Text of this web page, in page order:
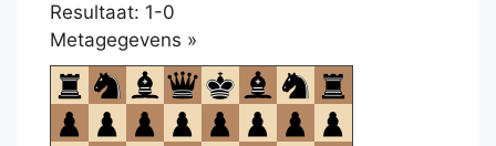
Resultaat: 1-0
Metagegevens »
om
te
openen.